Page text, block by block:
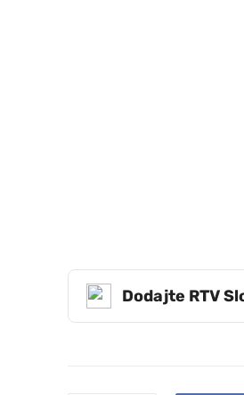
Dodajte RTV